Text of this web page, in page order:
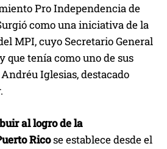
Pro Independencia de
como una iniciativa de la
MPI, cuyo Secretario General
que tenía como uno de sus
Iglesias, destacado
al logro de la
Ricose establece desde el